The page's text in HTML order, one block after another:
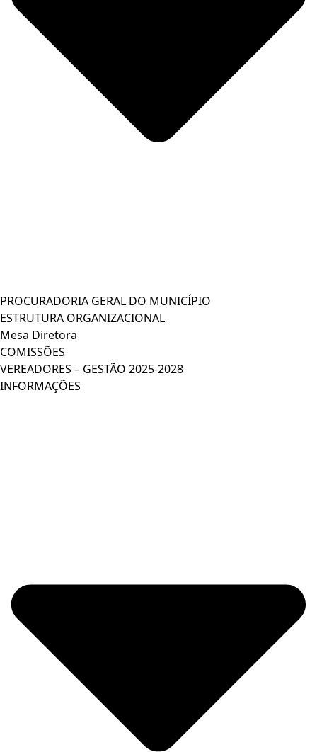
PROCURADORIA GERAL DO MUNICÍPIO
ESTRUTURA ORGANIZACIONAL
Mesa Diretora
COMISSÕES
VEREADORES – GESTÃO 2025-2028
INFORMAÇÕES